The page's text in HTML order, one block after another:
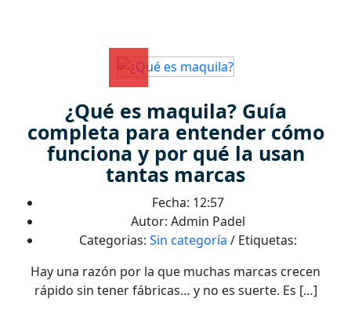
¿Qué es maquila? Guía
completa para entender cómo
funciona y por qué la usan
tantas marcas
Fecha: 12:57
Autor: Admin Padel
Categorias: Sin categoría / Etiquetas:
Hay una razón por la que muchas marcas crecen
rápido sin tener fábricas… y no es suerte. Es […]